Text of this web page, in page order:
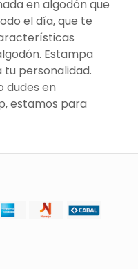
en algodón que
el día, que te
Estampa
personalidad.
dudes en
estamos para